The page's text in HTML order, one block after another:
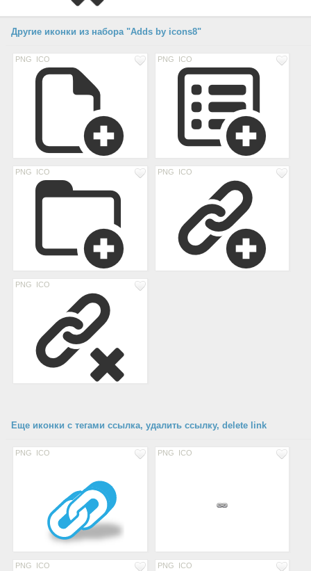
Другие иконки из набора "Adds by icons8"
PNG ICO PNG ICO
PNG ICO PNG ICO
PNG ICO
Еще иконки с тегами ссылка, удалить ссылку, delete link
PNG ICO PNG ICO
PNG ICO PNG ICO